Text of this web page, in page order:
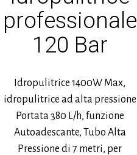
professionale
120 Bar
Idropulitrice 1400W Max,
idropulitrice ad alta pressione
Portata 380 L/h, funzione
Autoadescante, Tubo Alta
Pressione di 7 metri, per